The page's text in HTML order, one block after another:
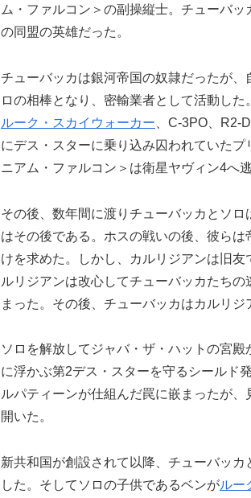
ム・ファルコン＞の副操縦士。チューバ
の同盟の英雄だった。
チューバッカは銀河帝国の奴隷だったが
ロの相棒となり、密輸業者として活動し
ルーク・スカイウォーカー 、C-3PO、R2-
にデス・スターに乗り込み囚われていたプ
ニアム・ファルコン＞は衛星ヤヴィン4へ
その後、数年間に渡りチューバッカとソ
はその後である。ホスの戦いの後、彼ら
けを求めた。しかし、カルリジアンは旧
ルリジアンは改心してチューバッカたち
まった。その後、チューバッカはカルリジ
ソロを解放してジャバ・ザ・ハットの宮
に浮かぶ第2デス・スターを守るシールド
ルパティーンが仕組んだ罠に嵌まったが
開いた。
新共和国が創設されて以降、チューバッ
した。そしてソロの子供であるベンがルー